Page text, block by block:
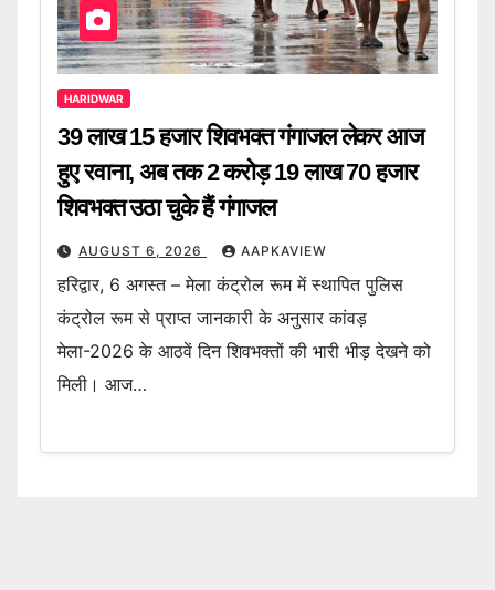
HARIDWAR
39 लाख 15 हजार शिवभक्त गंगाजल लेकर आज
हुए रवाना, अब तक 2 करोड़ 19 लाख 70 हजार
शिवभक्त उठा चुके हैं गंगाजल
AUGUST 6, 2026 AAPKAVIEW
हरिद्वार, 6 अगस्त – मेला कंट्रोल रूम में स्थापित पुलिस
कंट्रोल रूम से प्राप्त जानकारी के अनुसार कांवड़
मेला-2026 के आठवें दिन शिवभक्तों की भारी भीड़ देखने को
मिली। आज…